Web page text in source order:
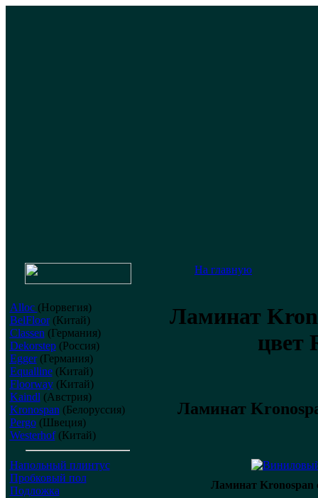
Alloc (Норвегия)
BelFloor(Китай)
Classen(Германия)
Dekorstep(Россия)
Egger(Германия)
Equalline(Китай)
Floorway(Китай)
Kaindl(Австрия)
Kronospan(Белоруссия)
Pergo(Швеция)
Westerhof(Китай)
Напольный плинтус
Пробковый пол
Подложка
На главную
Ламинат
цвет
Ламинат
Ламинат Kronospan